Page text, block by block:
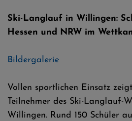
Ski-Langlauf in Willingen:
Hessen und NRW im
Bildergalerie
Vollen sportlichen Einsatz
Teilnehmer des Ski-Langlauf-
Willingen. Rund 150 Schüler